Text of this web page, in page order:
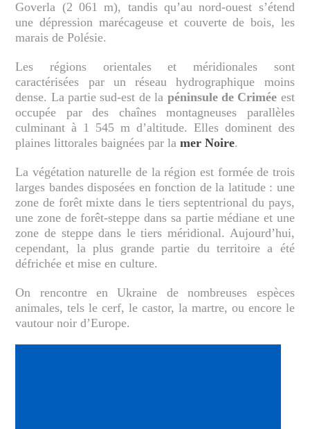
Goverla (2 061 m), tandis qu’au nord-ouest s’étend
une dépression marécageuse et couverte de bois, les
marais de Polésie.
Les régions orientales et méridionales sont
caractérisées par un réseau hydrographique moins
dense. La partie sud-est de la péninsule de Crimée est
occupée par des chaînes montagneuses parallèles
culminant à 1 545 m d’altitude. Elles dominent des
plaines littorales baignées par lamer Noire.
La végétation naturelle de la région est formée de trois
larges bandes disposées en fonction de la latitude : une
zone de forêt mixte dans le tiers septentrional du pays,
une zone de forêt-steppe dans sa partie médiane et une
zone de steppe dans le tiers méridional. Aujourd’hui,
cependant, la plus grande partie du territoire a été
défrichée et mise en culture.
On rencontre en Ukraine de nombreuses espèces
animales, tels le cerf, le castor, la martre, ou encore le
vautour noir d’Europe.